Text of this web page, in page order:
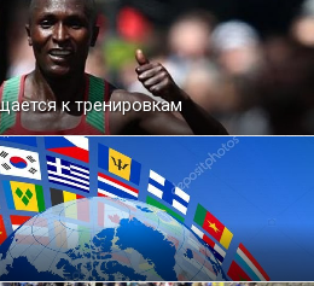
к тренировкам